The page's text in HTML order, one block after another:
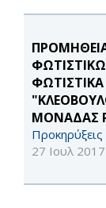
ΜΟΝΑΔΑΣ
27 Ιουλ 2017